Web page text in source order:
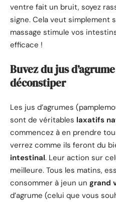
ventre fait un bruit, soyez
signe. Cela veut simplement
massage stimule vos
efficace !
Buvez du jus
déconstiper
Les jus d’agrumes
sont de véritables laxatifs
commencez à en prendre
verrez comme ils feront du
intestinal. Leur action sur
meilleure. Tous les matins,
consommer à jeun un grand
d’agrume (celui que vous